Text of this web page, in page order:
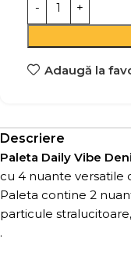
Adaugă la
Descriere
Paleta Daily Vibe
cu 4 nuante versatile
Paleta contine 2
particule
.